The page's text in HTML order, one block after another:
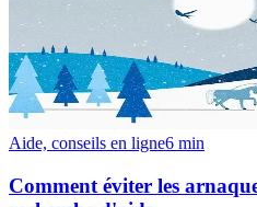
Aide, conseils en ligne6 min
Comment éviter les